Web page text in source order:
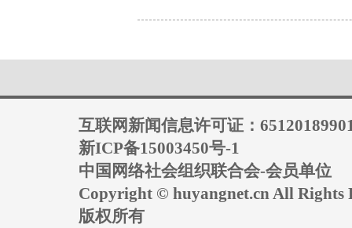
互联网新闻信息许可证：
新ICP备15003450号-1
中国网络社会组织联合会-会员单位
Copyright © huyangnet.cn All Rights
版权所有